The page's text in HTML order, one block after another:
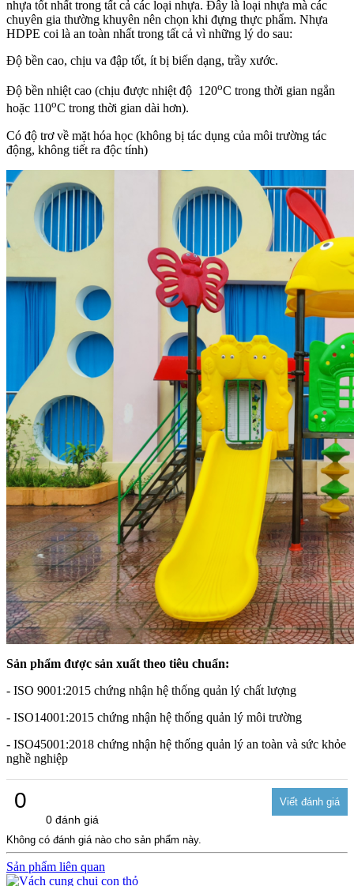
nhựa tốt nhất trong tất cả các loại nhựa. Đây là loại nhựa mà các
chuyên gia thường khuyên nên chọn khi đựng thực phẩm. Nhựa
HDPE coi là an toàn nhất trong tất cả vì những lý do sau:
Độ bền cao, chịu va đập tốt, ít bị biến dạng, trầy xước.
Độ bền nhiệt cao (chịu được nhiệt độ 120oC trong thời gian ngắn
hoặc 110oC trong thời gian dài hơn).
Có độ trơ về mặt hóa học (không bị tác dụng của môi trường tác
động, không tiết ra độc tính)
Sản phẩm được sản xuất theo tiêu chuẩn:
- ISO 9001:2015 chứng nhận hệ thống quản lý chất lượng
- ISO14001:2015 chứng nhận hệ thống quản lý môi trường
- ISO45001:2018 chứng nhận hệ thống quản lý an toàn và sức khỏe
nghề nghiệp
0
0 đánh giá
Không có đánh giá nào cho sản phẩm này.
Sản phẩm liên quan